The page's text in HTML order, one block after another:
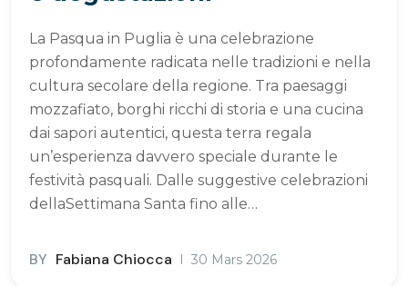
La Pasqua in Puglia è una celebrazione
profondamente radicata nelle tradizioni e nella
cultura secolare della regione. Tra paesaggi
mozzafiato, borghi ricchi di storia e una cucina
dai sapori autentici, questa terra regala
un’esperienza davvero speciale durante le
festività pasquali. Dalle suggestive celebrazioni
dellaSettimana Santa fino alle…
BY Fabiana Chiocca 30 Mars 2026